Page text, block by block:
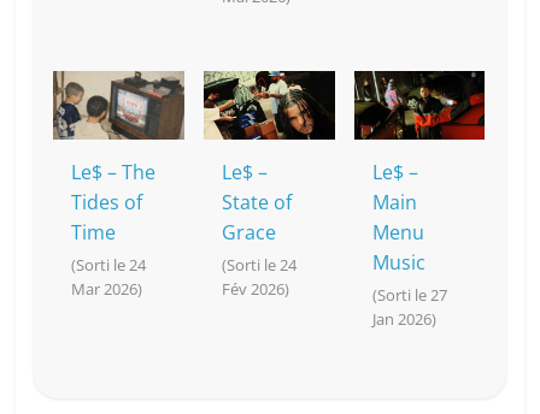
Le$ – The
Tides of
Time
(Sorti le 24
Mar 2026)
Le$ –
State of
Grace
(Sorti le 24
Fév 2026)
Le$ –
Main
Menu
Music
(Sorti le 27
Jan 2026)